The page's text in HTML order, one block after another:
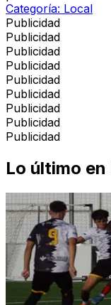
Categoría: Local
Publicidad
Publicidad
Publicidad
Publicidad
Publicidad
Publicidad
Publicidad
Publicidad
Publicidad
Lo último en